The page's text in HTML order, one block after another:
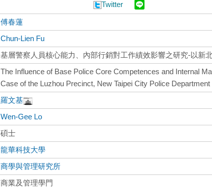
Twitter
傅春蓮
Chun-Lien Fu
基層警察人員核心能力、內部行銷對工作績效影響之研究-以新
The Influence of Base Police Core Competences and Internal
Case of the Luzhou Precinct, New Taipei City Police Department
羅文基
Wen-Gee Lo
碩士
龍華科技大學
商學與管理研究所
商業及管理學門